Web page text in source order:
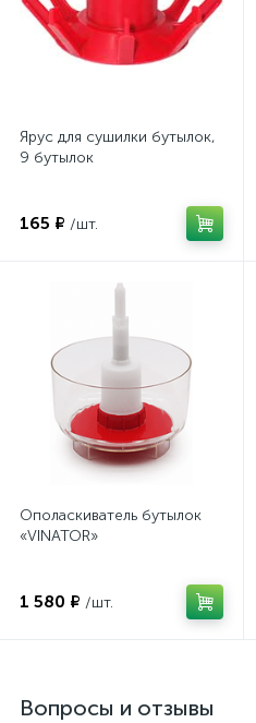
Ярус для сушилки бутылок,
9 бутылок
165 ₽ /шт.
Ополаскиватель бутылок
«VINATOR»
1 580 ₽ /шт.
Вопросы и отзывы